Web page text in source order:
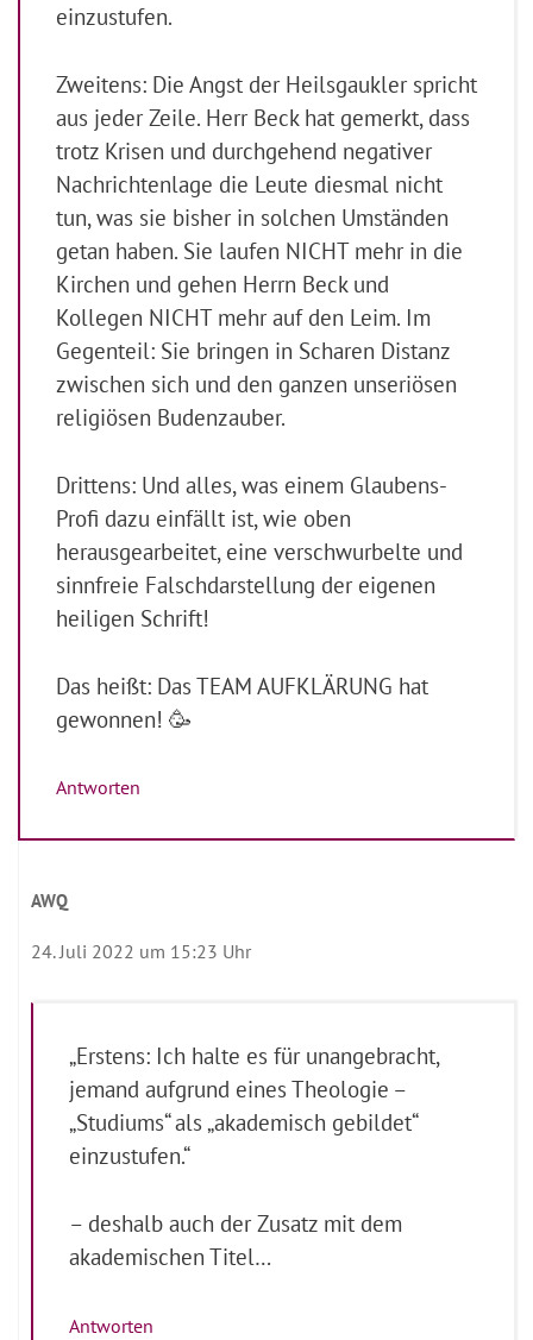
einzustufen.
Zweitens: Die Angst der Heilsgaukler spricht
aus jeder Zeile. Herr Beck hat gemerkt, dass
trotz Krisen und durchgehend negativer
Nachrichtenlage die Leute diesmal nicht
tun, was sie bisher in solchen Umständen
getan haben. Sie laufen NICHT mehr in die
Kirchen und gehen Herrn Beck und
Kollegen NICHT mehr auf den Leim. Im
Gegenteil: Sie bringen in Scharen Distanz
zwischen sich und den ganzen unseriösen
religiösen Budenzauber.
Drittens: Und alles, was einem Glaubens-
Profi dazu einfällt ist, wie oben
herausgearbeitet, eine verschwurbelte und
sinnfreie Falschdarstellung der eigenen
heiligen Schrift!
Das heißt: Das TEAM AUFKLÄRUNG hat
gewonnen! 🥳
Antworten
AWQ
24. Juli 2022 um 15:23 Uhr
„Erstens: Ich halte es für unangebracht,
jemand aufgrund eines Theologie –
„Studiums“ als „akademisch gebildet“
einzustufen.“
– deshalb auch der Zusatz mit dem
akademischen Titel…
Antworten